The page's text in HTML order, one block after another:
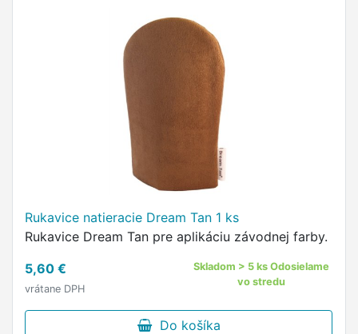
Rukavice natieracie Dream Tan 1 ks
Rukavice Dream Tan pre aplikáciu závodnej farby.
5,60 €
vrátane DPH
Skladom > 5 ks Odosielame
vo stredu
Do košíka